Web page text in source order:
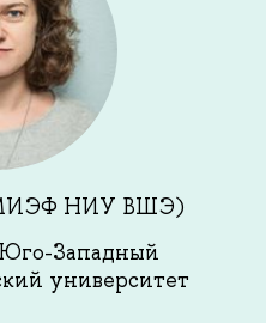
НИУ ВШЭ)
Западный
университет